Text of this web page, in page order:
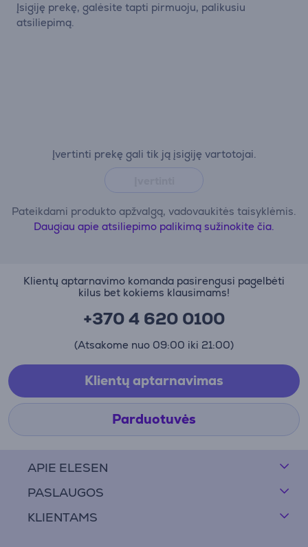
Įvertinti prekę gali tik ją įsigiję vartotojai.
Pateikdami produkto apžvalgą, vadovaukitės taisyklėmis.
Daugiau apie atsiliepimo palikimą sužinokite čia.
Įsigiję prekę, galėsite tapti pirmuoju, palikusiu
atsiliepimą.
APIE ELESEN
PASLAUGOS
KLIENTAMS
Klientų aptarnavimo komanda pasirengusi pagelbėti
kilus bet kokiems klausimams!
+370 4 620 0100
(Atsakome nuo 09:00 iki 21:00)
Klientų aptarnavimas
Parduotuvės